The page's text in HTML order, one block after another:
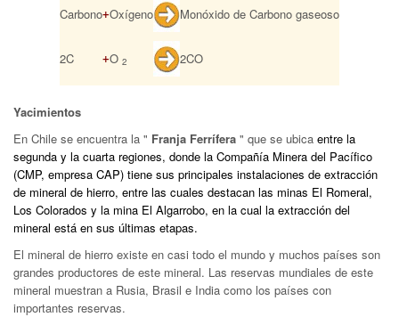
Carbono+Oxígeno Monóxido de Carbono gaseoso
2C +O 2 2CO
Yacimientos
En Chile se encuentra la " Franja Ferrífera " que se ubica entre la
segunda y la cuarta regiones, donde la Compañía Minera del Pacífico
(CMP, empresa CAP) tiene sus principales instalaciones de extracción
de mineral de hierro, entre las cuales destacan las minas El Romeral,
Los Colorados y la mina El Algarrobo, en la cual la extracción del
mineral está en sus últimas etapas.
El mineral de hierro existe en casi todo el mundo y muchos países son
grandes productores de este mineral. Las reservas mundiales de este
mineral muestran a Rusia, Brasil e India como los países con
importantes reservas.